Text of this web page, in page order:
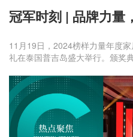
冠军时刻 | 品牌力量
11月19日，2024榜样力量年度
礼在泰国普吉岛盛大举行。颁奖